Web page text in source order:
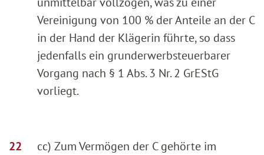
Vereinigung von 100 % der Anteile an der C
in der Hand der Klägerin führte, so dass
jedenfalls ein grunderwerbsteuerbarer
Vorgang nach § 1 Abs. 3 Nr. 2 GrEStG
vorliegt.
cc) Zum Vermögen der C gehörte im